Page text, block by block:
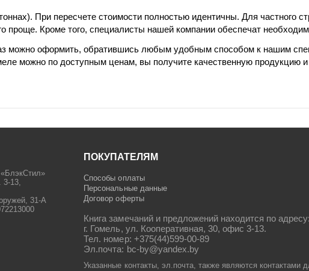
При пересчете стоимости полностью идентичны. Для частного
проще. Кроме того, специалисты нашей компании обеспечат
можно оформить, обратившись любым удобным способом к нашим
можно по доступным ценам, вы получите качественную продукцию
3-13,
31-А
ПОКУПАТЕЛЯМ
Способы оплаты
Персональные данные
Договор оферты
Книга замечаний и предложений находится по адресу:
г. Гомель, ул. Кооперативная, 30, офис 3-13.
Тел. номер: +375(44)599-00-89
Эл.почта: bc-by@yandex.by
Указанные контакты, эл.почта, также являются контактами